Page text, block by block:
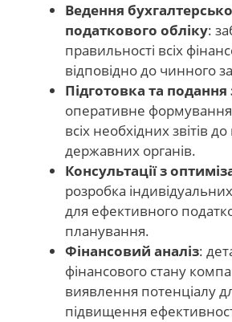
Ведення
податкового обліку:
правильності всіх
відповідно до чинного
Підготовка та подання
оперативне
всіх необхідних звітів
державних органів.
Консультації з
розробка
для ефективного
планування.
Фінансовий аналіз:
фінансового стану
виявлення потенціалу
підвищення